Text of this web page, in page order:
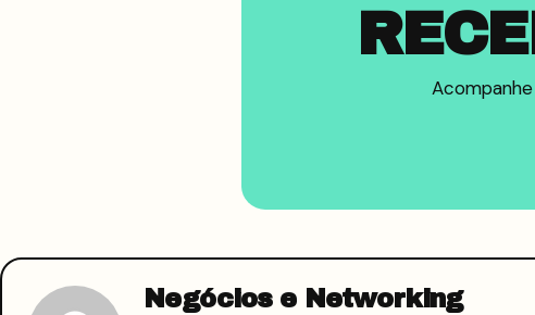
Negócios e Networking